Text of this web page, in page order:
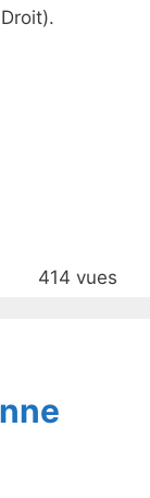
414 vues